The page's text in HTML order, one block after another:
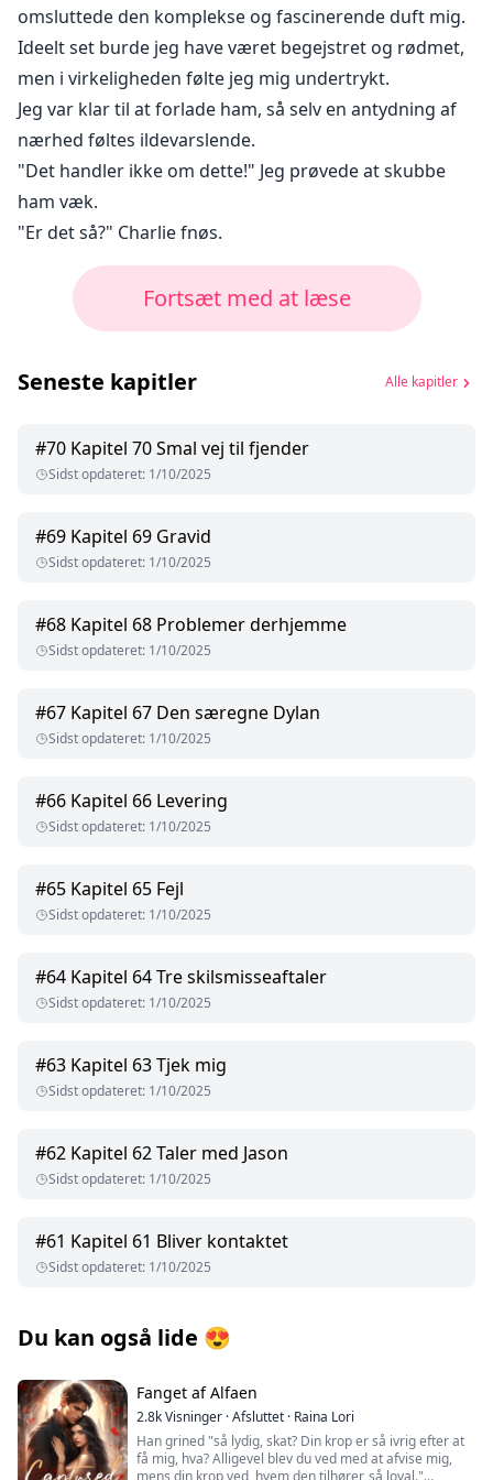
omsluttede den komplekse og fascinerende duft mig.
Ideelt set burde jeg have været begejstret og rødmet,
men i virkeligheden følte jeg mig undertrykt.
Jeg var klar til at forlade ham, så selv en antydning af
nærhed føltes ildevarslende.
"Det handler ikke om dette!" Jeg prøvede at skubbe
ham væk.
"Er det så?" Charlie fnøs.
Fortsæt med at læse
Seneste kapitler Alle kapitler
#70 Kapitel 70 Smal vej til fjender
Sidst opdateret: 1/10/2025
#69 Kapitel 69 Gravid
Sidst opdateret: 1/10/2025
#68 Kapitel 68 Problemer derhjemme
Sidst opdateret: 1/10/2025
#67 Kapitel 67 Den særegne Dylan
Sidst opdateret: 1/10/2025
#66 Kapitel 66 Levering
Sidst opdateret: 1/10/2025
#65 Kapitel 65 Fejl
Sidst opdateret: 1/10/2025
#64 Kapitel 64 Tre skilsmisseaftaler
Sidst opdateret: 1/10/2025
#63 Kapitel 63 Tjek mig
Sidst opdateret: 1/10/2025
#62 Kapitel 62 Taler med Jason
Sidst opdateret: 1/10/2025
#61 Kapitel 61 Bliver kontaktet
Sidst opdateret: 1/10/2025
Du kan også lide 😍
Fanget af Alfaen
2.8kVisninger ·Afsluttet · Raina Lori
Han grined "så lydig, skat? Din krop er så ivrig efter at
få mig, hva? Alligevel blev du ved med at afvise mig,